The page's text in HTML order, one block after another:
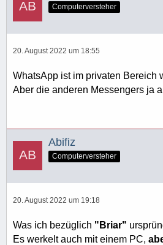
Computerversteher
20. August 2022 um 18:55
WhatsApp ist im privaten Bereich
Aber die anderen Messengers ja
Abifiz
Computerversteher
20. August 2022 um 19:18
Was ich bezüglich "Briar"
Es werkelt auch mit einem PC,